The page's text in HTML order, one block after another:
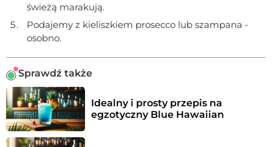
świeżą marakują.
Podajemy z kieliszkiem prosecco lub szampana -
osobno.
Sprawdź także
Idealny i prosty przepis na
egzotyczny Blue Hawaiian